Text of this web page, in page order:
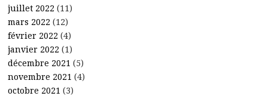
juillet 2022 (11)
mars 2022 (12)
février 2022 (4)
janvier 2022 (1)
décembre 2021 (5)
novembre 2021 (4)
octobre 2021 (3)